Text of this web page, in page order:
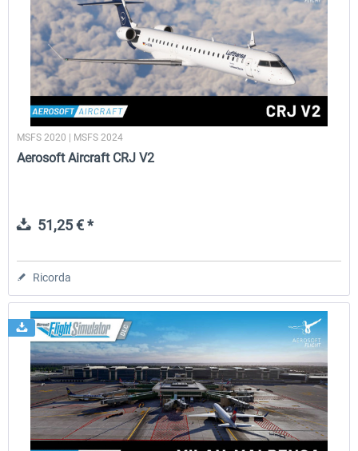
MSFS 2020 | MSFS 2024
Aerosoft Aircraft CRJ V2
51,25 € *
Ricorda